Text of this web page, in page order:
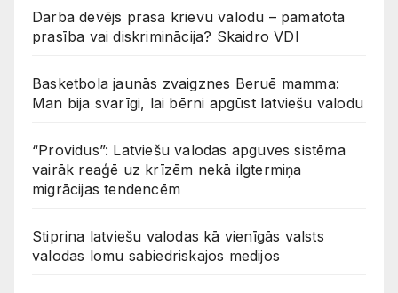
Darba devējs prasa krievu valodu – pamatota
prasība vai diskriminācija? Skaidro VDI
Basketbola jaunās zvaigznes Beruē mamma:
Man bija svarīgi, lai bērni apgūst latviešu valodu
“Providus”: Latviešu valodas apguves sistēma
vairāk reaģē uz krīzēm nekā ilgtermiņa
migrācijas tendencēm
Stiprina latviešu valodas kā vienīgās valsts
valodas lomu sabiedriskajos medijos